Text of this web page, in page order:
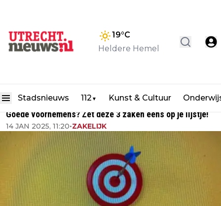
19°C
Heldere Hemel
Stadsnieuws 112 ▼ Kunst & Cultuur
Goede voornemens? Zet deze 3 zaken eens op je lijstje!
14 JAN 2025, 11:20•ZAKELIJK